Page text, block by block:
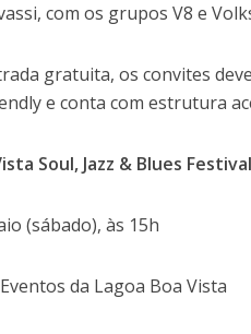
com os grupos V8 e
gratuita, os convites
e conta com estrutura
Soul, Jazz & Blues
(sábado), às 15h
da Lagoa Boa Vista